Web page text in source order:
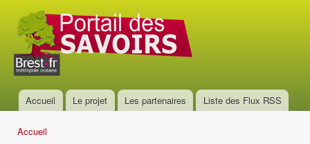
Portail
des
savoirs
Menu principal
Accueil Le projet Les partenaires Liste des Flux RSS
Accueil